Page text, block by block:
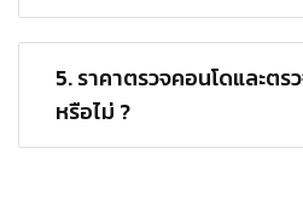
5. ราคาตรวจคอนโดและต
หรือไม่ ?